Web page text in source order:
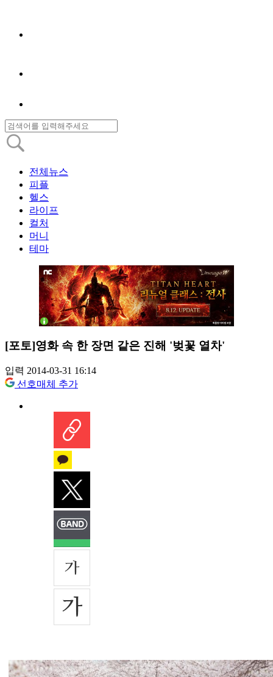
전체뉴스
피플
헬스
라이프
컬처
머니
테마
[포토]영화 속 한 장면 같은 진해 '벚꽃 열차'
입력 2014-03-31 16:14
선호매체 추가